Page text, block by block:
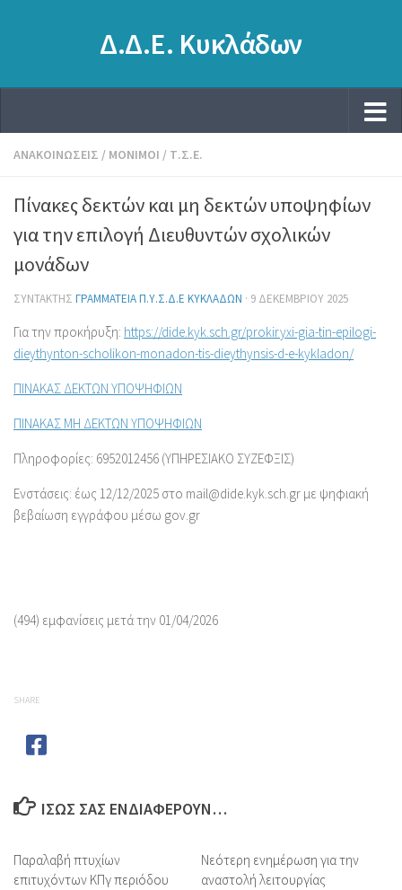
Δ.Δ.Ε. Κυκλάδων
ΑΝΑΚΟΙΝΏΣΕΙΣ / ΜΌΝΙΜΟΙ / Τ.Σ.Ε.
Πίνακες δεκτών και μη δεκτών υποψηφίων
για την επιλογή Διευθυντών σχολικών
μονάδων
ΣΥΝΤΆΚΤΗΣ ΓΡΑΜΜΑΤΕΊΑ Π.Υ.Σ.Δ.Ε ΚΥΚΛΆΔΩΝ · 9 ΔΕΚΕΜΒΡΊΟΥ 2025
Για την προκήρυξη: https://dide.kyk.sch.gr/prokiryxi-gia-tin-epilogi-
dieythynton-scholikon-monadon-tis-dieythynsis-d-e-kykladon/
ΠΙΝΑΚΑΣ ΔΕΚΤΩΝ ΥΠΟΨΗΦΙΩΝ
ΠΙΝΑΚΑΣ ΜΗ ΔΕΚΤΩΝ ΥΠΟΨΗΦΙΩΝ
Πληροφορίες: 6952012456 (ΥΠΗΡΕΣΙΑΚΟ ΣΥΖΕΦΞΙΣ)
Ενστάσεις: έως 12/12/2025 στο mail@dide.kyk.sch.gr με ψηφιακή
βεβαίωση εγγράφου μέσω gov.gr
(494) εμφανίσεις μετά την 01/04/2026
SHARE
ΊΣΩΣ ΣΑΣ ΕΝΔΙΑΦΈΡΟΥΝ…
Παραλαβή πτυχίων
επιτυχόντων ΚΠγ περιόδου
Νεότερη ενημέρωση για την
αναστολή λειτουργίας